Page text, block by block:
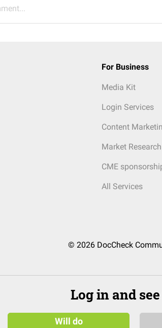
For Business
Media Kit
Login Services
Content
Market Research
CME
All Services
© 2026 DocCheck
Log in and
Will do